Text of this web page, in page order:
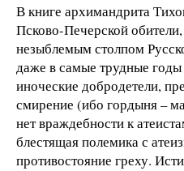
В книге архимандрита
Псково-Печерской
незыблемым столпом
даже в самые трудные
иноческие добродетели,
смирение (ибо гордыня –
нет враждебности к
блестящая полемика с
противостояние греху.